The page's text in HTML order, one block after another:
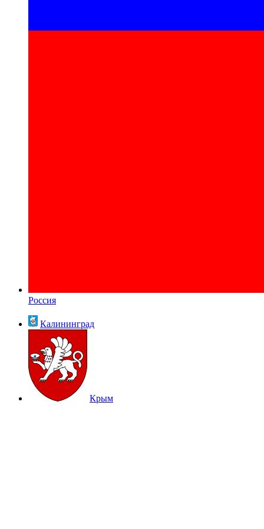
Россия
Калининград
Крым